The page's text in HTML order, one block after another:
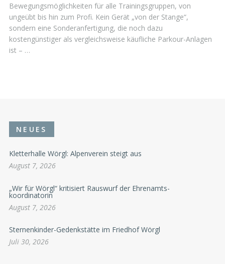
Bewegungsmöglichkeiten für alle Trainingsgruppen, von
ungeübt bis hin zum Profi. Kein Gerät „von der Stange“,
sondern eine Sonderanfertigung, die noch dazu
kostengünstiger als vergleichsweise käufliche Parkour-Anlagen
ist – …
NEUES
Kletterhalle Wörgl: Alpenverein steigt aus
August 7, 2026
„Wir für Wörgl“ kritisiert Rauswurf der Ehrenamts-
koordinatorin
August 7, 2026
Sternenkinder-Gedenkstätte im Friedhof Wörgl
Juli 30, 2026